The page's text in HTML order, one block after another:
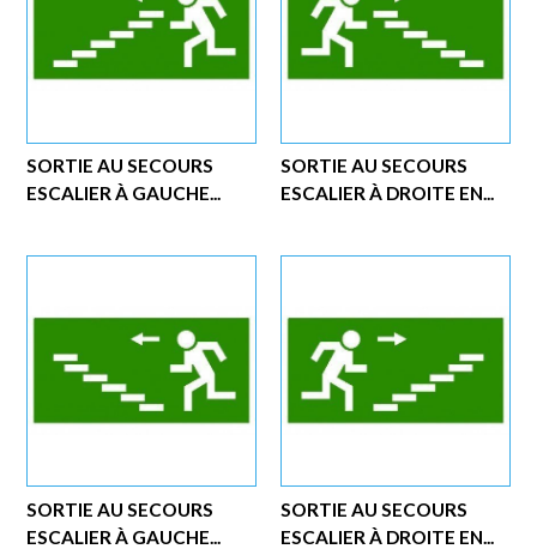
SORTIE AU SECOURS
ESCALIER À DROITE EN...
SORTIE AU SECOURS
ESCALIER À GAUCHE...
SORTIE AU SECOURS
ESCALIER À DROITE EN...
SORTIE AU SECOURS
ESCALIER À GAUCHE...